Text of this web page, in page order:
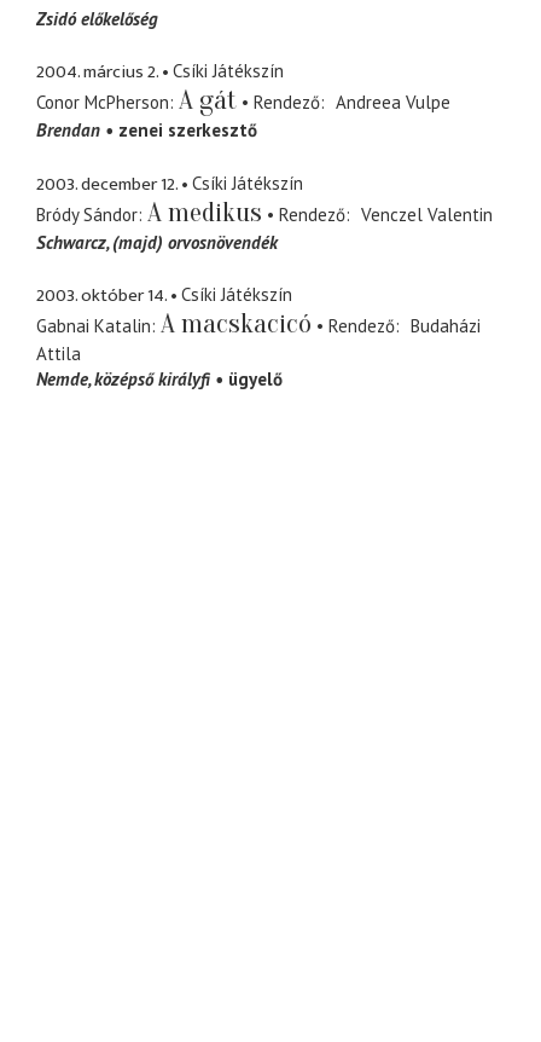
Zsidó előkelőség
2004. március 2.
Csíki Játékszín
Conor McPherson A gát Rendező
Andreea Vulpe
Brendan
zenei szerkesztő
2003. december 12.
Csíki Játékszín
Bródy Sándor A medikus Rendező
Venczel Valentin
Schwarcz (majd) orvosnövendék
2003. október 14.
Csíki Játékszín
Gabnai Katalin A macskacicó Rendező
Budaházi
Attila
Nemde középső királyfi ügyelő